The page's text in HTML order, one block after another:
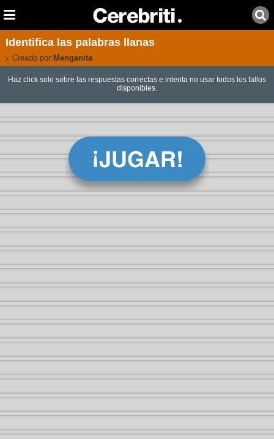
Identifica las palabras llanas
Creado por: Menganita
Haz click solo sobre las respuestas correctas e intenta no usar todos los fallos
disponibles.